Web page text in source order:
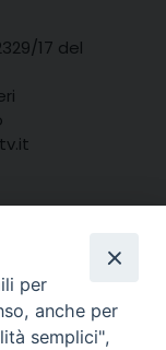
17 del
per
anche per
semplici",